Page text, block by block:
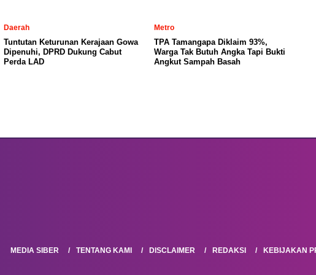
Daerah
Tuntutan Keturunan Kerajaan Gowa
Dipenuhi, DPRD Dukung Cabut
Perda LAD
Metro
TPA Tamangapa Diklaim 93%,
Warga Tak Butuh Angka Tapi Bukti
Angkut Sampah Basah
MEDIA SIBER TENTANG KAMI DISCLAIMER REDAKSI KEBIJAKAN